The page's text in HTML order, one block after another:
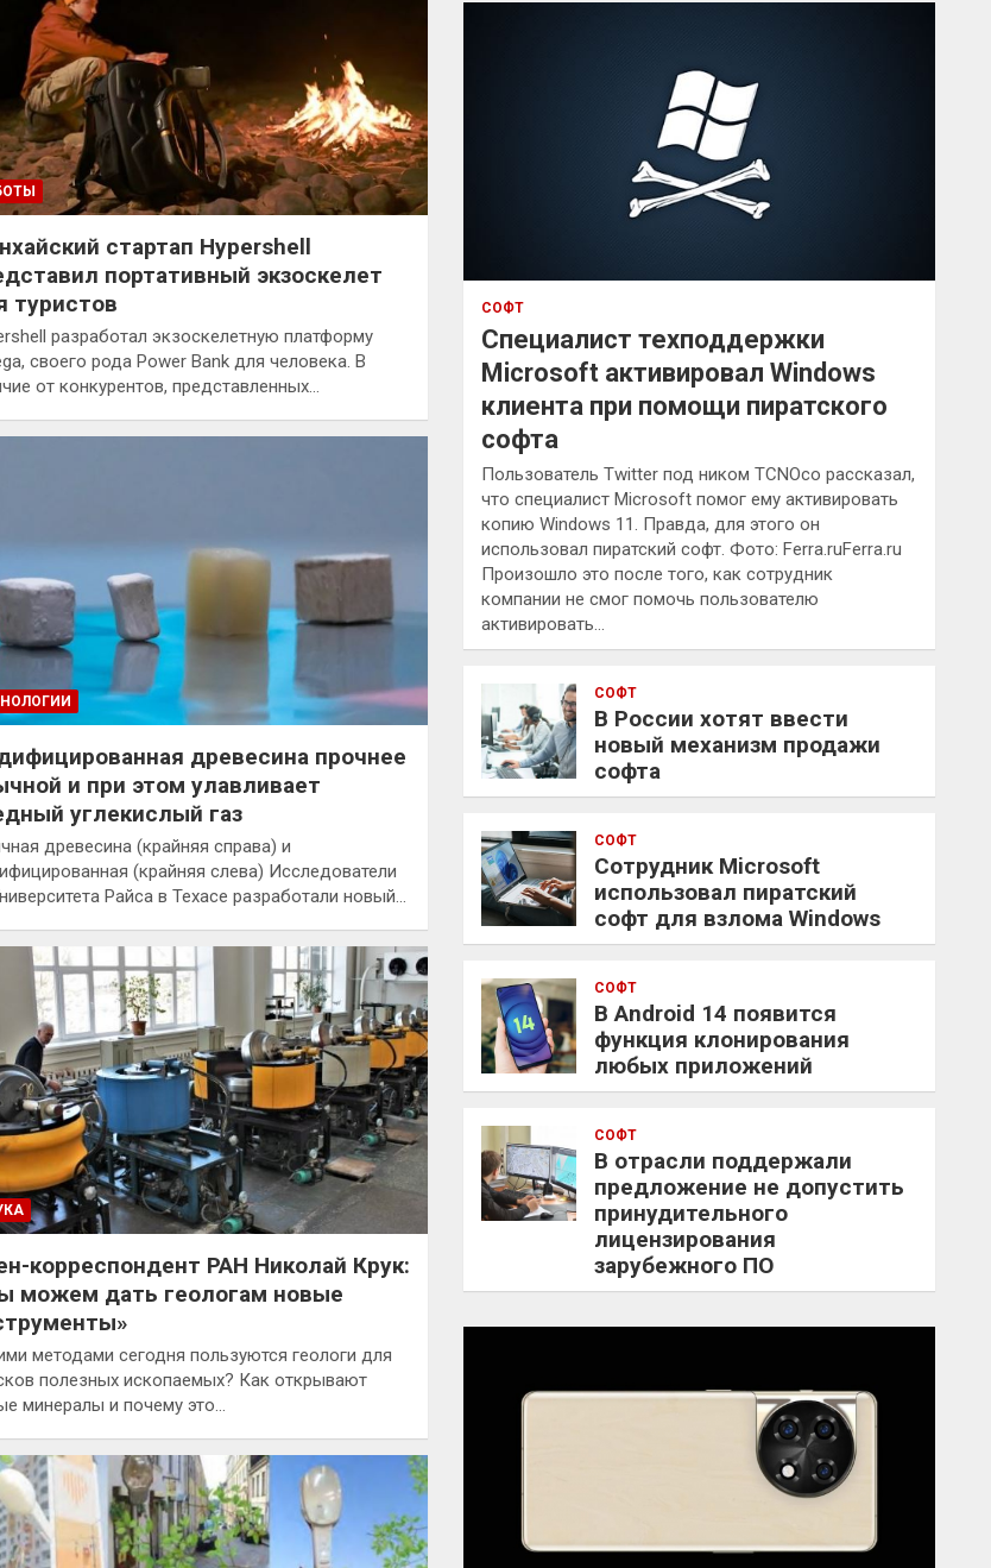
стартап Hypershell
портативный экзоскелет
туристов
разработал экзоскелетную платформу
своего рода Power Bank для человека. В
от конкурентов, представленных…
древесина прочнее
и при этом улавливает
углекислый газ
древесина (крайняя справа) и
(крайняя слева) Исследователи
Райса в Техасе разработали новый…
корреспондент РАН Николай Крук:
можем дать геологам новые
методами сегодня пользуются геологи для
полезных ископаемых? Как открывают
минералы и почему это…
к
СОФТ
Специалист техподдержки
Microsoft активировал Windows
клиента при помощи пиратского
софта
Пользователь Twitter под ником TCNOco рассказал,
что специалист Microsoft помог ему активировать
копию Windows 11. Правда, для этого он
использовал пиратский софт. Фото: Ferra.ruFerra.ru
Произошло это после того, как сотрудник
компании не смог помочь пользователю
активировать…
СОФТ
В России хотят ввести
новый механизм продажи
софта
СОФТ
Сотрудник Microsoft
использовал пиратский
софт для взлома Windows
СОФТ
В Android 14 появится
функция клонирования
любых приложений
СОФТ
В отрасли поддержали
предложение не допустить
принудительного
лицензирования
зарубежного ПО